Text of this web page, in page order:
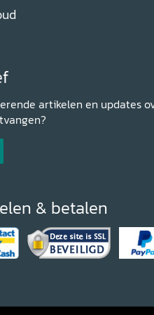
artikelen en updates
& betalen